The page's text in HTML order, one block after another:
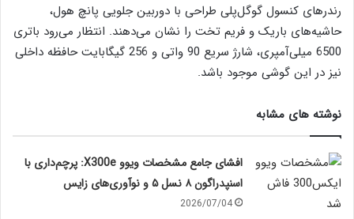
رندرهای کنسول گوگل‌پلی طراحی با دوربین جلویی پانچ هول،
حاشیه‌های باریک و فریم تخت را نشان می‌دهند. انتظار می‌رود باتری
6500 میلی‌آمپری، شارژ سریع 90 واتی و 256 گیگابایت حافظه داخلی
نیز در این گوشی موجود باشد.
نوشته های مشابه
افشای جامع مشخصات ویوو X300e: پرچم‌داری با
اسنپدراگون ۸ نسل ۵ و نوآوری‌های زایس
2026/07/04